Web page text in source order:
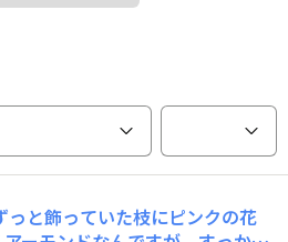
っと飾っていた枝にピンクの花